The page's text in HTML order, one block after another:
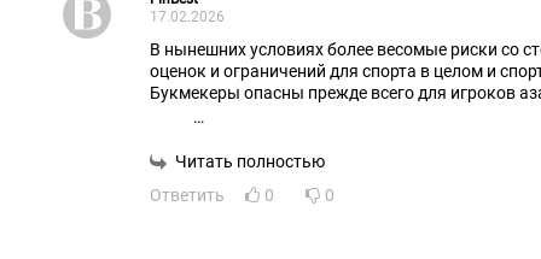
17.02.2026
В нынешних условиях более весомые риски со
оценок и ограничений для спорта в целом и
Букмекеры опасны прежде всего для игроков
расстройствами у спортсменов от договорных
А как раз договорные матчи уничтожают спорт
Читать полностью
Ответить
0 0